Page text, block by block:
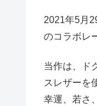
2021年5月
のコラボレ
当作は、ド
スレザーを
幸運、若さ